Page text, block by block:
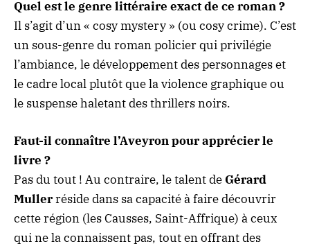
Quel est le genre littéraire exact de ce roman ?
Il s’agit d’un « cosy mystery » (ou cosy crime). C’est
un sous-genre du roman policier qui privilégie
l’ambiance, le développement des personnages et
le cadre local plutôt que la violence graphique ou
le suspense haletant des thrillers noirs.
Faut-il connaître l’Aveyron pour apprécier le
livre ?
Pas du tout ! Au contraire, le talent de Gérard
Mullerréside dans sa capacité à faire découvrir
cette région (les Causses, Saint-Affrique) à ceux
qui ne la connaissent pas, tout en offrant des